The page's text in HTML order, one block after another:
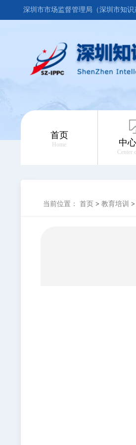
深圳市市场监督管理局（深圳市知识
首页
Home 中
Center
当前位置： 首页 > 教育培训 >